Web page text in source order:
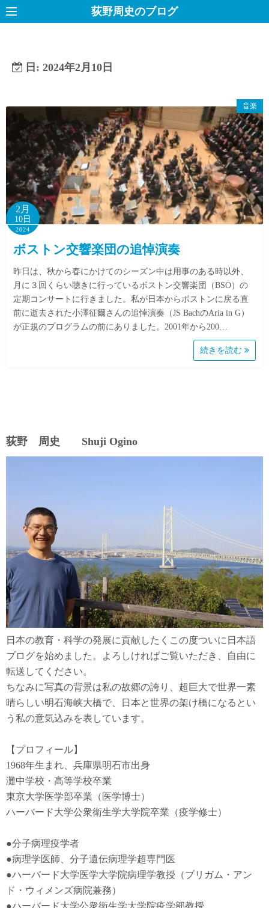
コ
ン
プ
荻野周史のブログ
日: 2024年2月10日
音楽
2月
10日
2024
ボストン交響楽団の追悼演奏
昨日は、秋から春にかけてのシーズン中は用事のある時以外、
月に３回くらい聴きに行っているボストン交響楽団（BSO）の
定期コンサートに行きました。私が日本からボストンに戻る直
前に逝去された小澤征爾さんの追悼演奏（JS BachのAria in G）
が正規のプログラムの前にありました。2001年から200…
続きを読む
荻野 周史 Shuji Ogino
日本の教育・科学の発展に貢献したくこの度ついに日本語
ブログを始めました。よろしければご覧いただき、自由に
転送してください。
ちなみに写真の背景は私の故郷の誇り、超巨大で世界一素
晴らしい明石海峡大橋で、日本と世界の架け橋になるとい
う私の意気込みを表しています。
【プロフィール】
1968年生まれ、兵庫県明石市出身
灘中学校・高等学校卒業
東京大学医学部卒業（医学博士）
ハーバード大学公衆衛生学大学院卒業（疫学修士）
●分子病理疫学者
●病理学医師、分子遺伝病理学超専門医
●ハーバード大学医学大学院病理学教授（ブリガム・アン
ド・ウィメンズ病院兼務）